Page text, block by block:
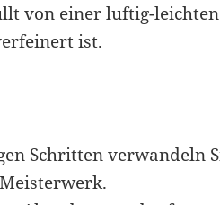
von einer luftig-leichten
ist.
Schritten verwandeln